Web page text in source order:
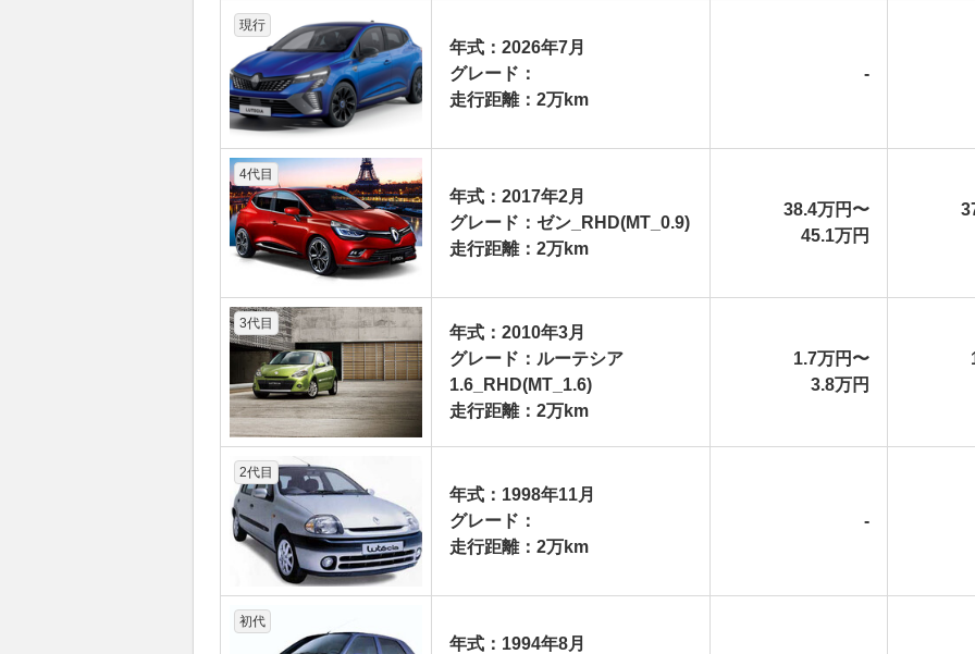
現行
年式：2026年7月
グレード：
走行距離：2万km
-
4代目
年式：2017年2月
グレード：ゼン_RHD(MT_0.9)
走行距離：2万km
38.4万円〜
45.1万円
3代目
年式：2010年3月
グレード：ルーテシア
1.6_RHD(MT_1.6)
走行距離：2万km
1.7万円〜
3.8万円
2代目
年式：1998年11月
グレード：
走行距離：2万km
-
初代
年式：1994年8月